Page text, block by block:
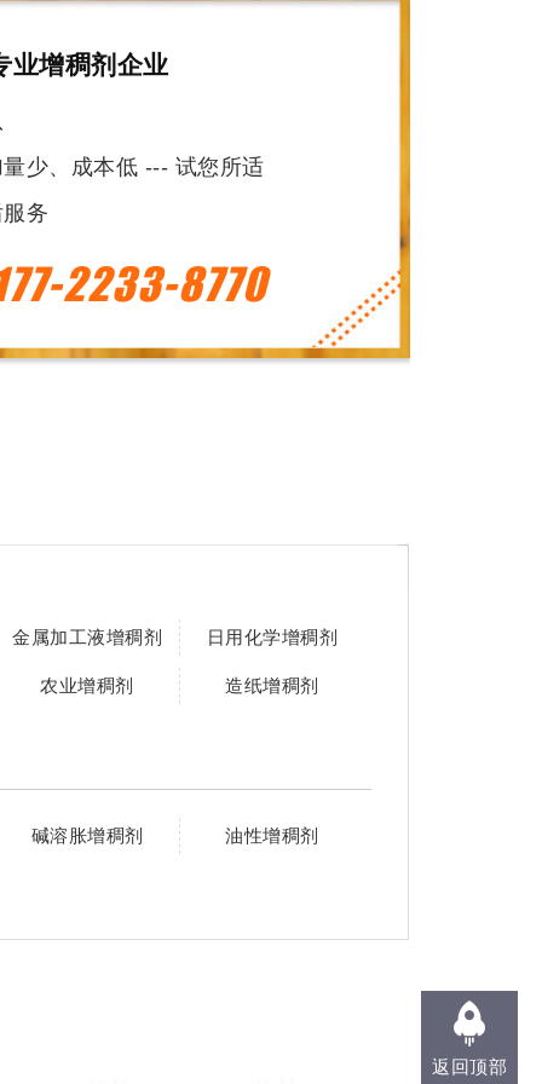
增稠剂企业
少、成本低 --- 试您所适
务
2233-8770
金属加工液增稠剂 日用化学增稠剂
农业增稠剂 造纸增稠剂
碱溶胀增稠剂 油性增稠剂
返回顶部